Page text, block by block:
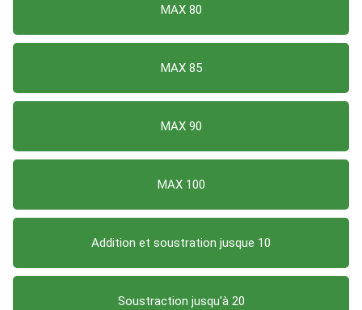
MAX 80
MAX 85
MAX 90
MAX 100
Addition et soustration jusque 10
Soustraction jusqu'à 20